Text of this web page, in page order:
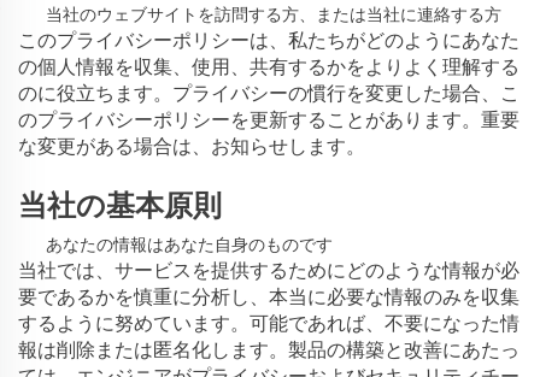
当社のウェブサイトを訪問する方、または当社に連絡する方
このプライバシーポリシーは、私たちがどのようにあなた
の個人情報を収集、使用、共有するかをよりよく理解する
のに役立ちます。プライバシーの慣行を変更した場合、こ
のプライバシーポリシーを更新することがあります。重要
な変更がある場合は、お知らせします。
当社の基本原則
あなたの情報はあなた自身のものです
当社では、サービスを提供するためにどのような情報が必
要であるかを慎重に分析し、本当に必要な情報のみを収集
するように努めています。可能であれば、不要になった情
報は削除または匿名化します。製品の構築と改善にあたっ